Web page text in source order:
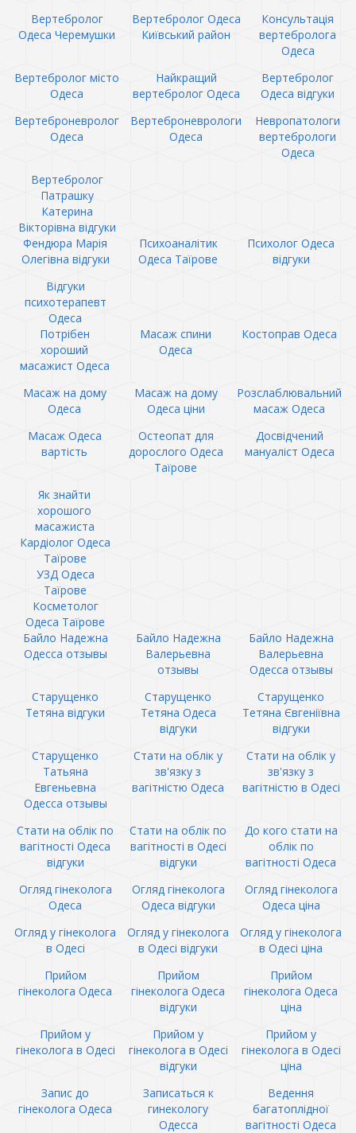
Вертебролог
Одеса Черемушки
Вертебролог Одеса
Київський район
Консультація
вертебролога
Одеса
Вертебролог місто
Одеса
Найкращий
вертебролог Одеса
Вертебролог
Одеса відгуки
Вертеброневролог
Одеса
Вертеброневрологи
Одеса
Невропатологи
вертебрологи
Одеса
Вертебролог
Патрашку
Катерина
Вікторівна відгуки
Фендюра Марія
Олегівна відгуки
Психоаналітик
Одеса Таїрове
Психолог Одеса
відгуки
Відгуки
психотерапевт
Одеса
Потрібен
хороший
масажист Одеса
Масаж спини
Одеса
Костоправ Одеса
Масаж на дому
Одеса
Масаж на дому
Одеса ціни
Розслаблювальний
масаж Одеса
Масаж Одеса
вартість
Остеопат для
дорослого Одеса
Таїрове
Досвідчений
мануаліст Одеса
Як знайти
хорошого
масажиста
Кардіолог Одеса
Таїрове
УЗД Одеса
Таїрове
Косметолог
Одеса Таїрове
Байло Надежна
Одесса отзывы
Байло Надежна
Валерьевна
отзывы
Байло Надежна
Валерьевна
Одесса отзывы
Старущенко
Тетяна відгуки
Старущенко
Тетяна Одеса
відгуки
Старущенко
Тетяна Євгеніївна
відгуки
Старущенко
Татьяна
Евгеньевна
Одесса отзывы
Стати на облік у
зв'язку з
вагітністю Одеса
Стати на облік у
зв'язку з
вагітністю в Одесі
Стати на облік по
вагітності Одеса
відгуки
Стати на облік по
вагітності в Одесі
відгуки
До кого стати на
облік по
вагітності Одеса
Огляд гінеколога
Одеса
Огляд гінеколога
Одеса відгуки
Огляд гінеколога
Одеса ціна
Огляд у гінеколога
в Одесі
Огляд у гінеколога
в Одесі відгуки
Огляд у гінеколога
в Одесі ціна
Прийом
гінеколога Одеса
Прийом
гінеколога Одеса
відгуки
Прийом
гінеколога Одеса
ціна
Прийом у
гінеколога в Одесі
Прийом у
гінеколога в Одесі
відгуки
Прийом у
гінеколога в Одесі
ціна
Запис до
гінеколога Одеса
Записаться к
гинекологу
Одесса
Ведення
багатоплідної
вагітності Одеса